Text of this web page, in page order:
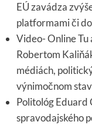
EÚ zavádza
platformami či
Video- Online Tu
Robertom
médiách,
výnimočnom
Politológ Eduard
spravodajského